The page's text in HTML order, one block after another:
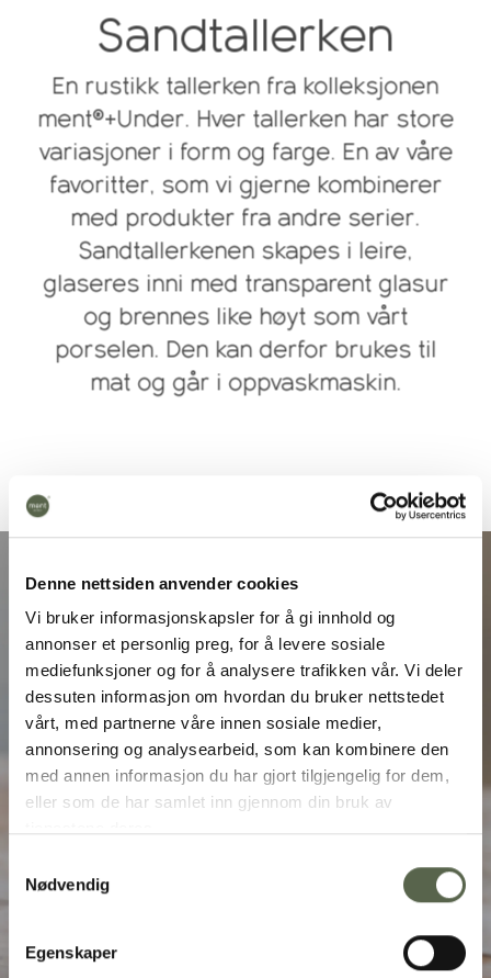
Denne nettsiden anvender cookies
Vi bruker informasjonskapsler for å gi innhold og
annonser et personlig preg, for å levere sosiale
mediefunksjoner og for å analysere trafikken vår. Vi deler
dessuten informasjon om hvordan du bruker nettstedet
vårt, med partnerne våre innen sosiale medier,
annonsering og analysearbeid, som kan kombinere den
med annen informasjon du har gjort tilgjengelig for dem,
eller som de har samlet inn gjennom din bruk av
Nødvendig
Egenskaper
Sandtallerken
En rustikk tallerken fra kolleksjonen
ment®+Under. Hver tallerken har store
variasjoner i form og farge. En av våre
favoritter, som vi gjerne kombinerer
med produkter fra andre serier.
Sandtallerkenen skapes i leire,
glaseres inni med transparent glasur
og brennes like høyt som vårt
porselen. Den kan derfor brukes til
mat og går i oppvaskmaskin.